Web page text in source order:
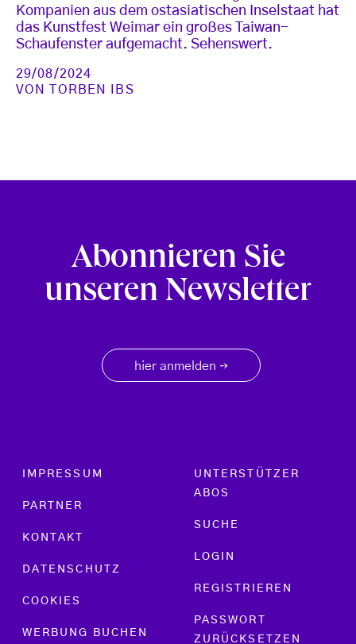
Kompanien aus dem ostasiatischen Inselstaat hat
das Kunstfest Weimar ein großes Taiwan-
Schaufenster aufgemacht. Sehenswert.
29/08/2024
VON
TORBEN IBS
Abonnieren Sie
unseren Newsletter
hier anmelden →
Footer menu
IMPRESSUM
PARTNER
KONTAKT
DATENSCHUTZ
COOKIES
WERBUNG BUCHEN
UNTERSTÜTZER
ABOS
SUCHE
LOGIN
REGISTRIEREN
PASSWORT
ZURÜCKSETZEN